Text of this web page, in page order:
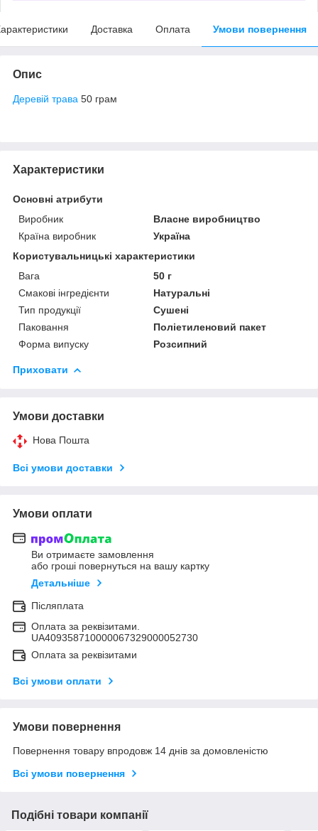
Доставка Оплата Умови повернення
Опис
Деревій трава 50 грам
Характеристики
Основні атрибути
Виробник
Власне виробництво
Країна виробник
Україна
Користувальницькі характеристики
Вага
50 г
Смакові інгредієнти
Натуральні
Тип продукції
Сушені
Паковання
Поліетиленовий пакет
Форма випуску
Розсипний
Приховати
Умови доставки
Нова Пошта
Всі умови доставки
Умови оплати
Ви отримаєте замовлення
або гроші повернуться на вашу картку
Детальніше
Післяплата
Оплата за реквізитами.
UA409358710000067329000052730
Оплата за реквізитами
Всі умови оплати
Умови повернення
Повернення товару впродовж 14 днів за домовленістю
Всі умови повернення
Подібні товари компанії